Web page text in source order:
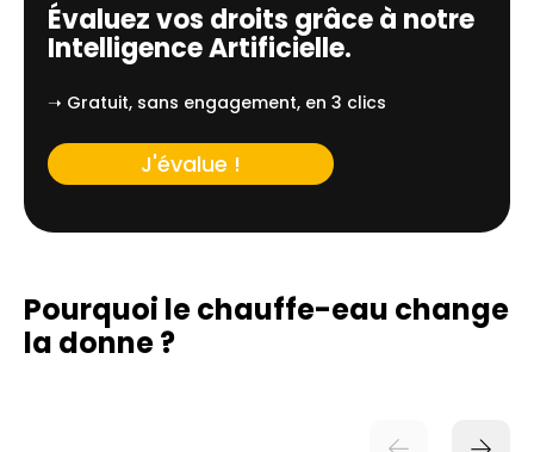
Évaluez vos droits grâce à notre
Intelligence Artificielle.
➝ Gratuit, sans engagement, en 3 clics
J'évalue !
Pourquoi le chauffe-eau change
la donne ?